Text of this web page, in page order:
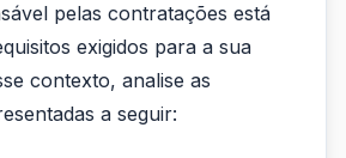
pelas contratações está
exigidos para a sua
contexto, analise as
a seguir: